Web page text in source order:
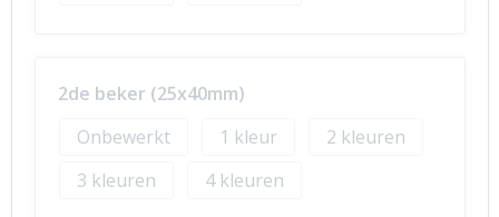
2de beker (25x40mm)
Onbewerkt
1
2
3
4